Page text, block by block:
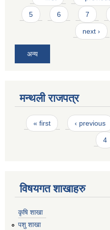
5 6 7
next ›
अन्य
मन्थली राजपत्र
Pages
« first ‹ previous
4
विषयगत शाखाहरु
कृषि शाखा
पशु शाखा